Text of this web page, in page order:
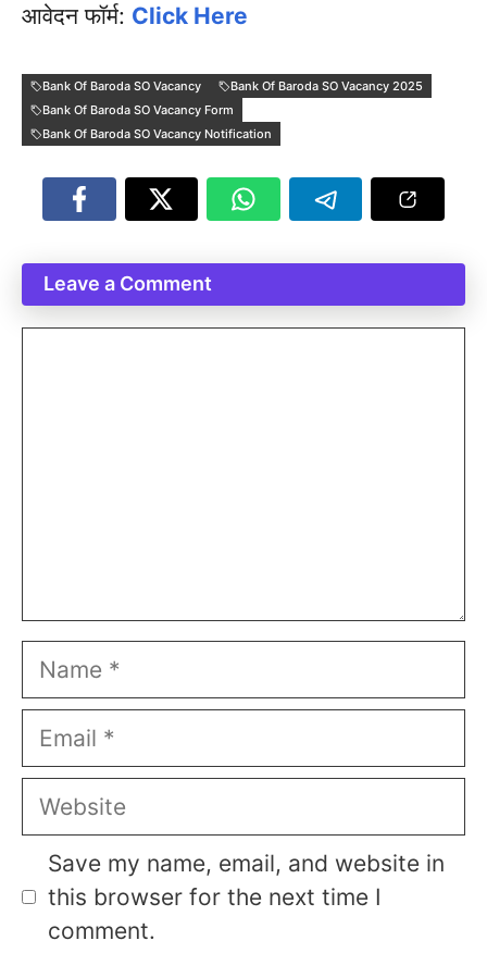
आवेदन फॉर्म: Click Here
Bank Of Baroda SO Vacancy
Bank Of Baroda SO Vacancy 2025
Bank Of Baroda SO Vacancy Form
Bank Of Baroda SO Vacancy Notification
Leave a Comment
Name
Email
Website
Save my name, email, and website in
this browser for the next time I
comment.